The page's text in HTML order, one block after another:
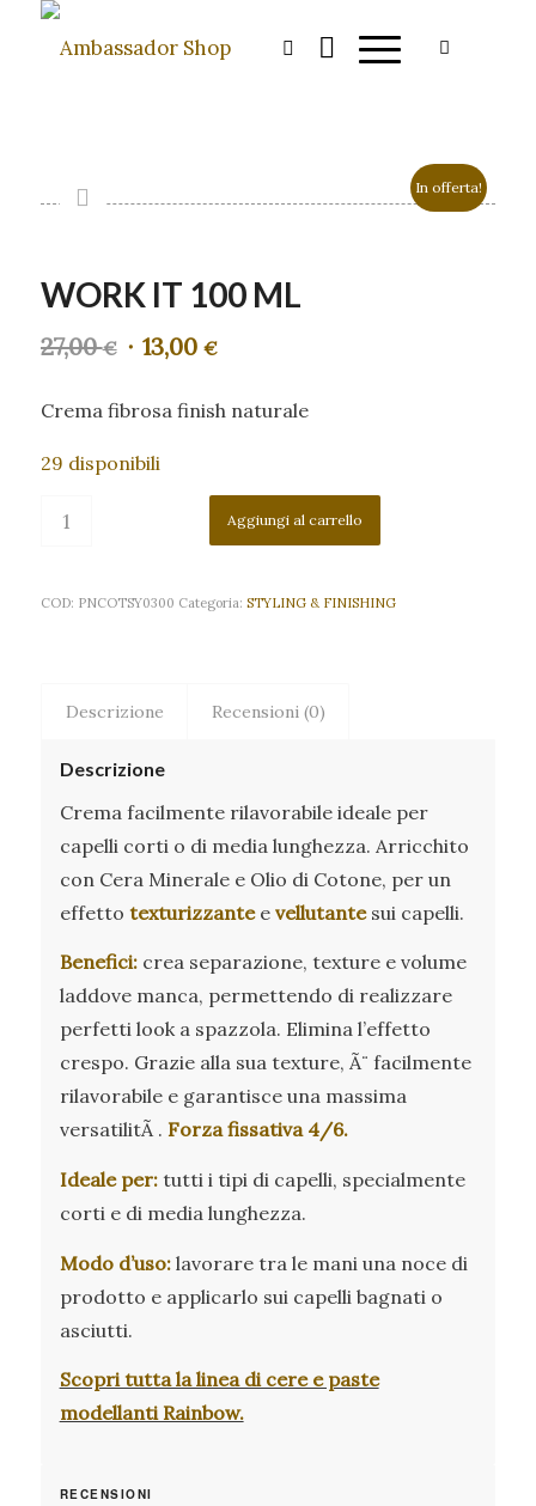
In offerta!
WORK IT 100 ML
27,00€ Il
originale
27,00 €.
13,00 €Il
attuale
Crema fibrosa finish naturale
29 disponibili
Aggiungi al carrello
COD: PNCOTSY0300 Categoria: STYLING & FINISHING
Descrizione Recensioni (0)
Descrizione
Crema facilmente rilavorabile ideale per
capelli corti o di media lunghezza. Arricchito
con Cera Minerale e Olio di Cotone, per un
effetto texturizzante e vellutantesui capelli.
Benefici: crea separazione, texture e volume
laddove manca, permettendo di realizzare
perfetti look a spazzola. Elimina l’effetto
crespo. Grazie alla sua texture, Ã¨ facilmente
rilavorabile e garantisce una massima
versatilitÃ . Forza fissativa 4/6.
Ideale per: tutti i tipi di capelli, specialmente
corti e di media lunghezza.
Modo d’uso: lavorare tra le mani una noce di
prodotto e applicarlo sui capelli bagnati o
asciutti.
Scopri tutta la linea di cere e paste
modellanti Rainbow.
RECENSIONI